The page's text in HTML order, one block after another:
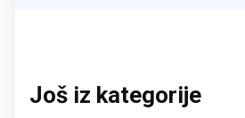
Još iz kategorije